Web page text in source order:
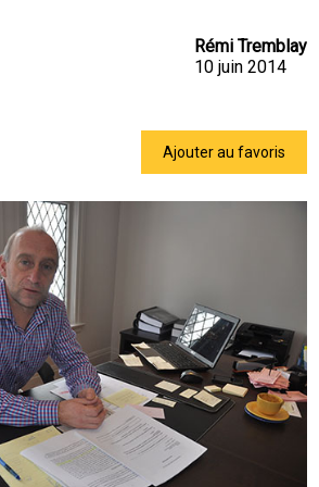
Rémi Tremblay
10 juin 2014
Ajouter au favoris